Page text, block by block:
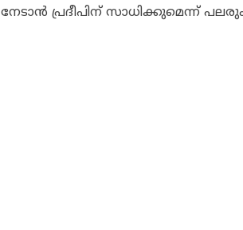
നേടാന്‍ പ്രദീപിന് സാധിക്കുമെന്ന്